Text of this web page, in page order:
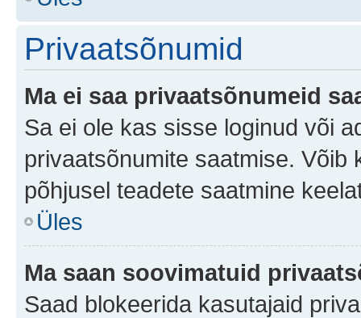
Privaatsõnumid
Ma ei saa privaatsõnumeid
Sa ei ole kas sisse loginud või
privaatsõnumite saatmise. Võib
põhjusel teadete saatmine
Üles
Ma saan soovimatuid
Saad blokeerida kasutajaid